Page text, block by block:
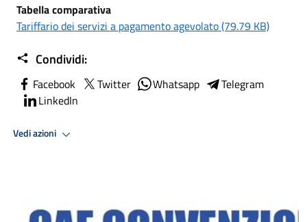
Tabella comparativa
Tariffario dei servizi a pagamento agevolato (79.79 KB)
Condividi:
Facebook Twitter Whatsapp
Telegram
LinkedIn
Vedi azioni